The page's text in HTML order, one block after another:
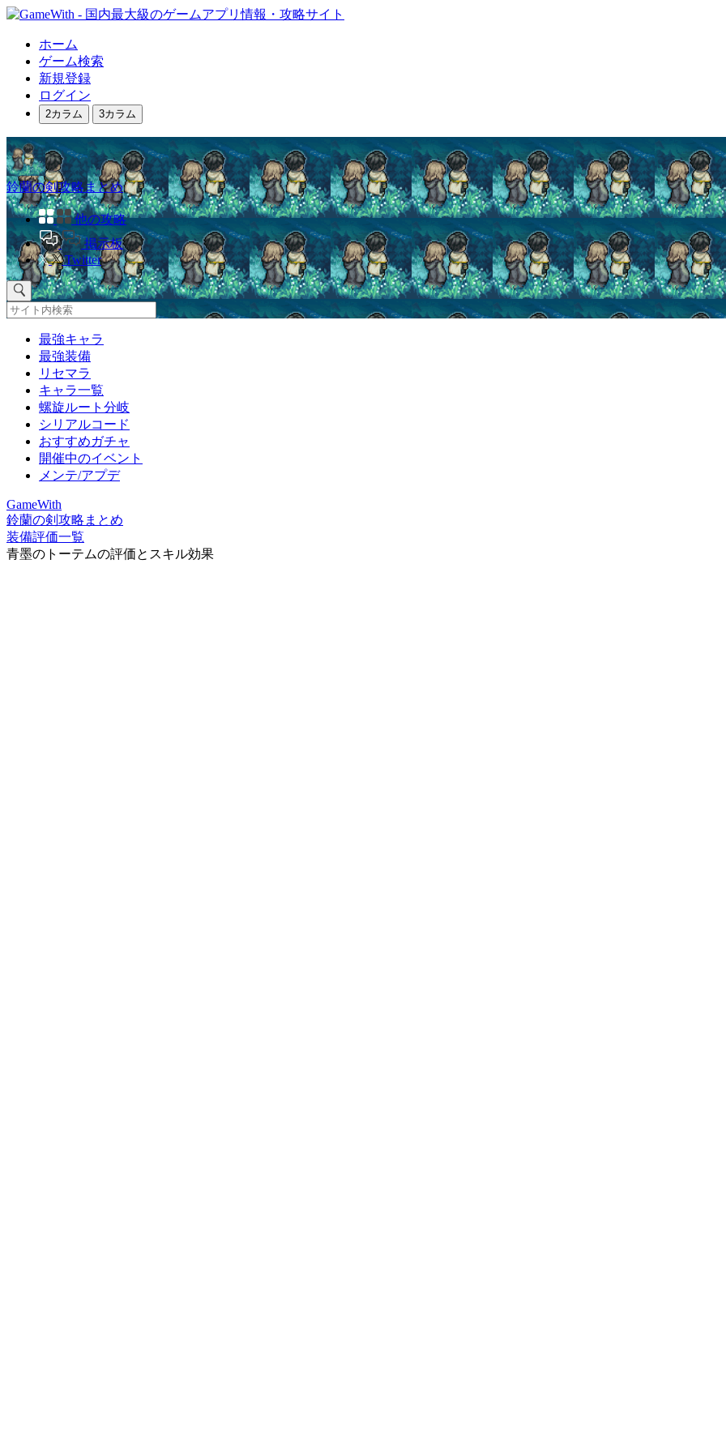
ホーム
ゲーム検索
新規登録
ログイン
2カラム 3カラム
鈴蘭の剣攻略まとめ
他の攻略
掲示板
Twitter
最強キャラ
最強装備
リセマラ
キャラ一覧
螺旋ルート分岐
シリアルコード
おすすめガチャ
開催中のイベント
メンテ/アプデ
GameWith
鈴蘭の剣攻略まとめ
装備評価一覧
青墨のトーテムの評価とスキル効果